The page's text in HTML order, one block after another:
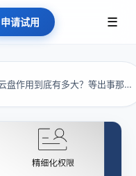
申请试用 ☰
公司云盘作用到底有多大？等出事那天你就知道它...